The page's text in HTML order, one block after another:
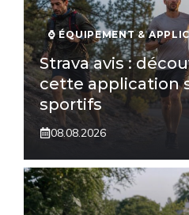
⌚️ ÉQUIPEMENT &
Strava avis :
cette application
sportifs
08.08.2026